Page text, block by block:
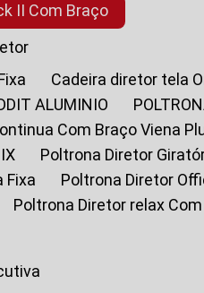
II Com Braço
Cadeira diretor tela
ALUMINIO
Com Braço Viena
Poltrona Diretor
Fixa
Poltrona Diretor
Poltrona Diretor relax